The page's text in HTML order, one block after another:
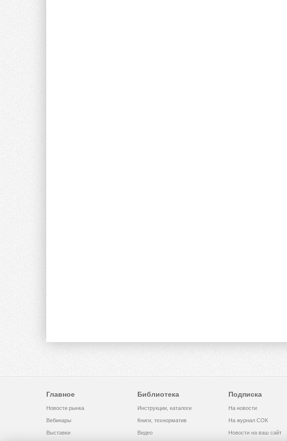
Главное
Новости рынка
Вебинары
Выставки
Библиотека
Инструкции, каталоги
Книги, технорматив
Видео
Подписка
На новости
На журнал СОК
Новости на ваш сайт